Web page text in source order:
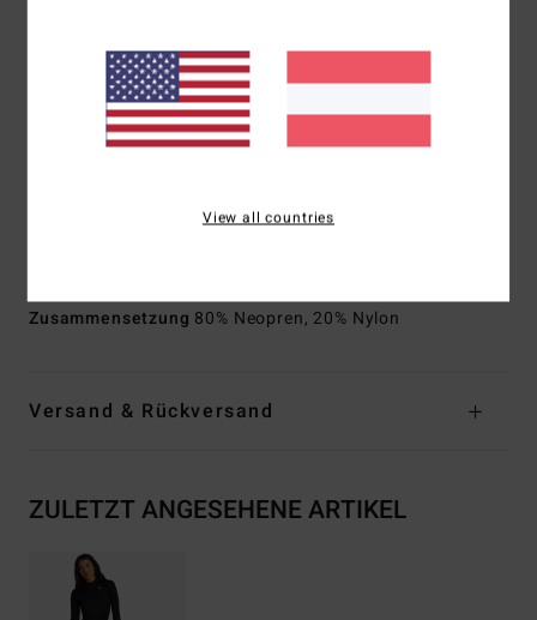
Nahtdetail innen:Verstärktes Melco-Spot-Band an
Stellen mit hoher Belastung
Stehkragen
Ärmel:Lange Ärmel
Zusammensetzung 80% Neopren, 20% Nylon
Versand & Rückversand
ZULETZT ANGESEHENE ARTIKEL
View all countries